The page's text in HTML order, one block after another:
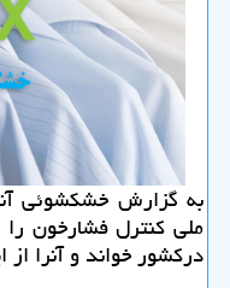
به گزارش خشكشوئی
ملی كنترل فشارخون
دركشور خواند و آنرا